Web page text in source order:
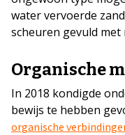
water vervoerde
scheuren gevuld
Organische
In 2018 kondigde
bewijs te hebben
organische